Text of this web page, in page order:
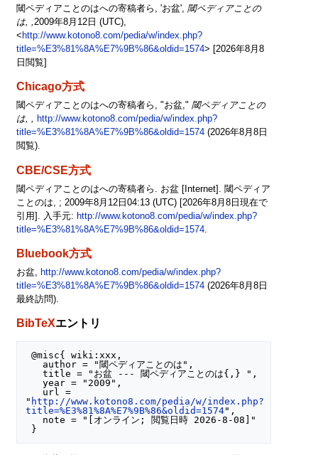
閾ペディアことのはへの寄稿者ら, 'お盆', 閾ペディアことの
は, ,2009年8月12日 (UTC),
< http://www.kotono8.com/pedia/w/index.php?
title=%E3%81%8A%E7%9B%86&oldid=1574> [2026年8月8
日閲覧]
Chicago方式
閾ペディアことのはへの寄稿者ら, "お盆," 閾ペディアことの
は, , http://www.kotono8.com/pedia/w/index.php?
title=%E3%81%8A%E7%9B%86&oldid=1574(2026年8月8日
閲覧).
CBE/CSE方式
閾ペディアことのはへの寄稿者ら. お盆 [Internet]. 閾ペディア
ことのは, ; 2009年8月12日04:13 (UTC) [2026年8月8日現在で
引用]. 入手元: http://www.kotono8.com/pedia/w/index.php?
title=%E3%81%8A%E7%9B%86&oldid=1574.
Bluebook方式
お盆, http://www.kotono8.com/pedia/w/index.php?
title=%E3%81%8A%E7%9B%86&oldid=1574(2026年8月8日
最終訪問).
BibTeXエントリ
@misc{ wiki:xxx,
   title = "お盆 --- 閾ペディアことのは{,} ",
   year = "2009",
" http://www.kotono8.com/pedia/w/index.php?
title=%E3%81%8A%E7%9B%86&oldid=1574",